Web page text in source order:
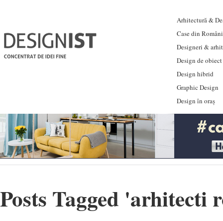
Arhitectură &
Case din
Designeri &
Design de obiect
Design hibrid
Graphic Design
Design în oraș
Posts Tagged 'arhitecti